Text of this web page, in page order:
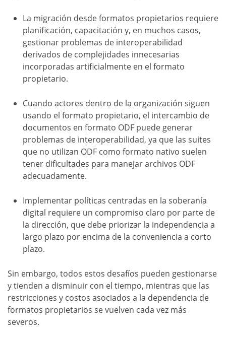
La migración desde formatos propietarios requiere
planificación, capacitación y, en muchos casos,
gestionar problemas de interoperabilidad
derivados de complejidades innecesarias
incorporadas artificialmente en el formato
propietario.
Cuando actores dentro de la organización siguen
usando el formato propietario, el intercambio de
documentos en formato ODF puede generar
problemas de interoperabilidad, ya que las suites
que no utilizan ODF como formato nativo suelen
tener dificultades para manejar archivos ODF
adecuadamente.
Implementar políticas centradas en la soberanía
digital requiere un compromiso claro por parte de
la dirección, que debe priorizar la independencia a
largo plazo por encima de la conveniencia a corto
plazo.
Sin embargo, todos estos desafíos pueden gestionarse
y tienden a disminuir con el tiempo, mientras que las
restricciones y costos asociados a la dependencia de
formatos propietarios se vuelven cada vez más
severos.